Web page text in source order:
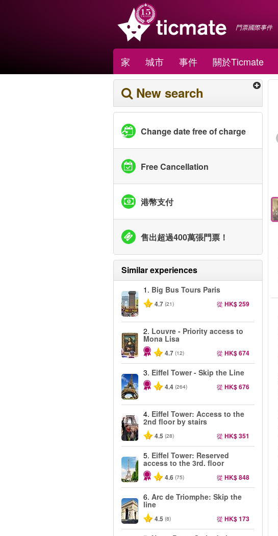
門票國際事件
家 城市 事件 關於Ticmate
New search
Change date free of charge
Free Cancellation
港幣支付
售出超過400萬張門票！
Similar experiences
1. Big Bus Tours Paris
4.7 (21) 從 HK$ 259
2. Louvre - Priority access to
Mona Lisa
4.7 (12) 從 HK$ 674
3. Eiffel Tower - Skip the Line
4.4 (264) 從 HK$ 676
4. Eiffel Tower: Access to the
2nd floor by stairs
4.5 (28) 從 HK$ 351
5. Eiffel Tower: Reserved
access to the 3rd. floor
4.6 (75) 從 HK$ 848
6. Arc de Triomphe: Skip the
line
4.5 (8) 從 HK$ 173